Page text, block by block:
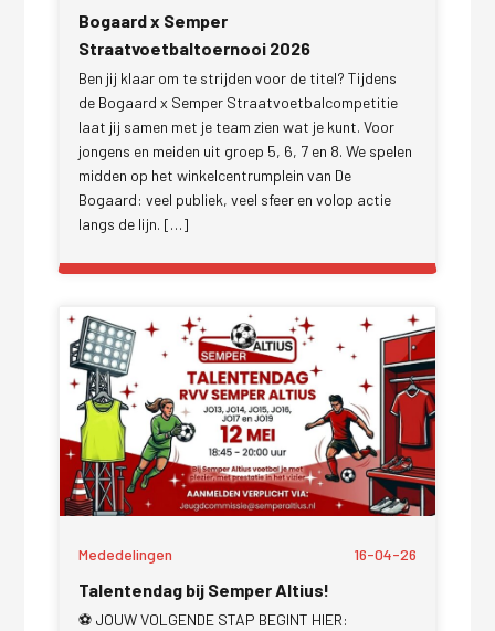
Bogaard x Semper
Straatvoetbaltoernooi 2026
Ben jij klaar om te strijden voor de titel? Tijdens
de Bogaard x Semper Straatvoetbalcompetitie
laat jij samen met je team zien wat je kunt. Voor
jongens en meiden uit groep 5, 6, 7 en 8. We spelen
midden op het winkelcentrumplein van De
Bogaard: veel publiek, veel sfeer en volop actie
langs de lijn. […]
Mededelingen 16-04-26
Talentendag bij Semper Altius!
⚽️ JOUW VOLGENDE STAP BEGINT HIER: